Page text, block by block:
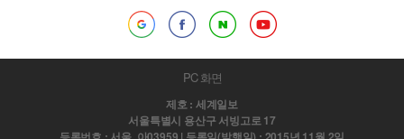
PC 화면
제호 : 세계일보
서울특별시 용산구 서빙고로 17